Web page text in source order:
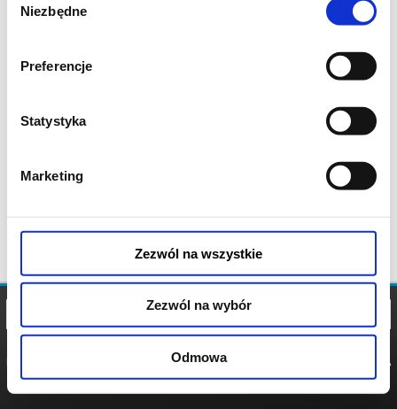
zgody
Niezbędne
Preferencje
Statystyka
Marketing
Zezwól na wszystkie
Zezwól na wybór
Odmowa
POLITYKA
POLITYKA